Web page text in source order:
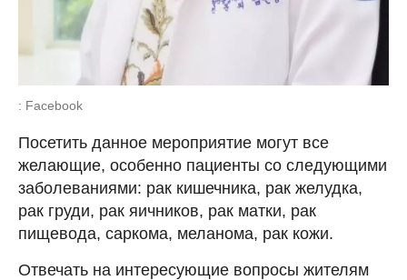
: Facebook
Посетить данное мероприятие могут все
желающие, особенно пациенты со следующими
заболеваниями: рак кишечника, рак желудка,
рак груди, рак яичников, рак матки, рак
пищевода, саркома, меланома, рак кожи.
Отвечать на интересующие вопросы жителям